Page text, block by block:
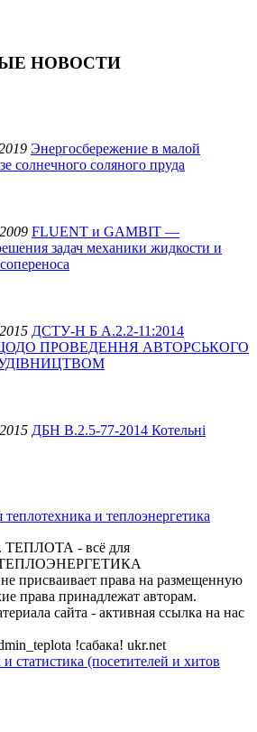
НОВОСТИ
Энергосбережение в малой
солнечного соляного пруда
FLUENT и GAMBIT —
задач механики жидкости и
ДСТУ-Н Б А.2.2-11:2014
ПРОВЕДЕННЯ АВТОРСЬКОГО
ДБН В.2.5-77-2014 Котельні
и теплоэнергетика
ТЕПЛОТА - всё для
присваивает права на размещенную
права принадлежат авторам.
сайта - активная ссылка на нас
!сабака! ukr.net